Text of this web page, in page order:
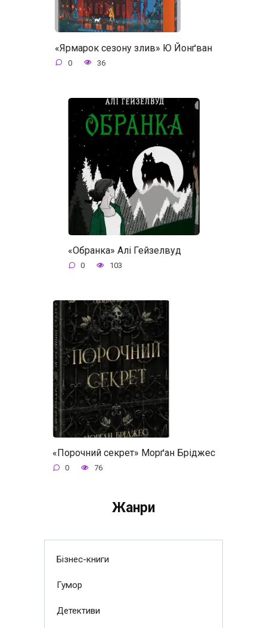
«Ярмарок сезону злив» Ю Йонґван
0 36
«Обранка» Алі Гейзелвуд
0 103
«Порочний секрет» Морґан Бріджес
0 76
Жанри
Бізнес-книги
Гумор
Детективи